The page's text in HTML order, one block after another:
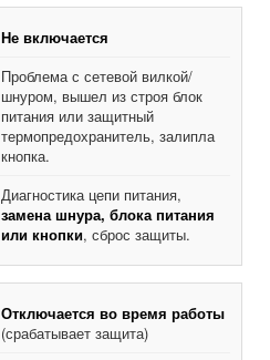
Не включается
Проблема с сетевой вилкой/
шнуром, вышел из строя блок
питания или защитный
термопредохранитель, залипла
кнопка.
Диагностика цепи питания,
замена шнура, блока питания
или кнопки, сброс защиты.
Отключается во время работы
(срабатывает защита)